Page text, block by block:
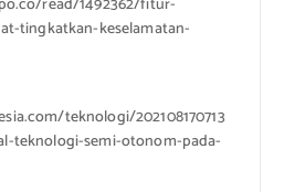
tingkatkan-keselamatan-
teknologi/202108170713
teknologi-semi-otonom-pada-